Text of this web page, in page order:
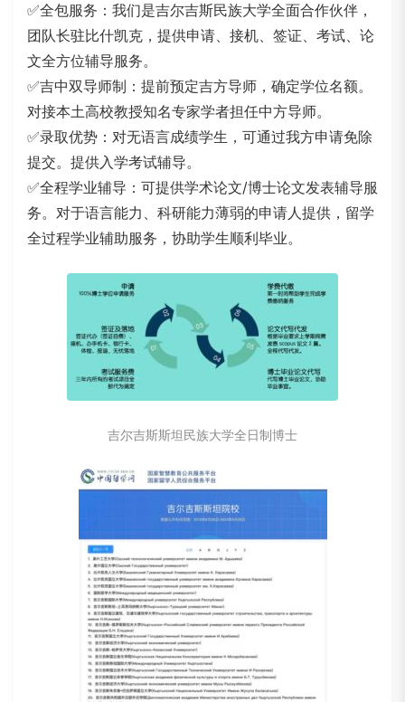
✅全包服务：我们是吉尔吉斯民族大学全面合作伙伴，
团队长驻比什凯克，提供申请、接机、签证、考试、论
文全方位辅导服务。
✅吉中双导师制： 提前预定吉方导师，确定学位名额。
对接本土高校教授知名专家学者担任中方导师。
✅录取优势：对无语言成绩学生，可通过我方申请免除
提交。提供入学考试辅导。
✅全程学业辅导： 可提供学术论文/博士论文发表辅导服
务。对于语言能力、科研能力薄弱的申请人提供，留学
全过程学业辅助服务，协助学生顺利毕业。
吉尔吉斯斯坦民族大学全日制博士